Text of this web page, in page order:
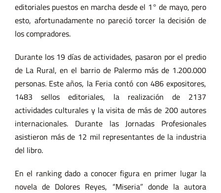
editoriales puestos en marcha desde el 1° de mayo, pero
esto, afortunadamente no pareció torcer la decisión de
los compradores.
Durante los 19 días de actividades, pasaron por el predio
de La Rural, en el barrio de Palermo más de 1.200.000
personas. Este años, la Feria contó con 486 expositores,
1483 sellos editoriales, la realización de 2137
actividades culturales y la visita de más de 200 autores
internacionales. Durante las Jornadas Profesionales
asistieron más de 12 mil representantes de la industria
del libro.
En el ranking dado a conocer figura en primer lugar la
novela de Dolores Reyes, “Miseria” donde la autora